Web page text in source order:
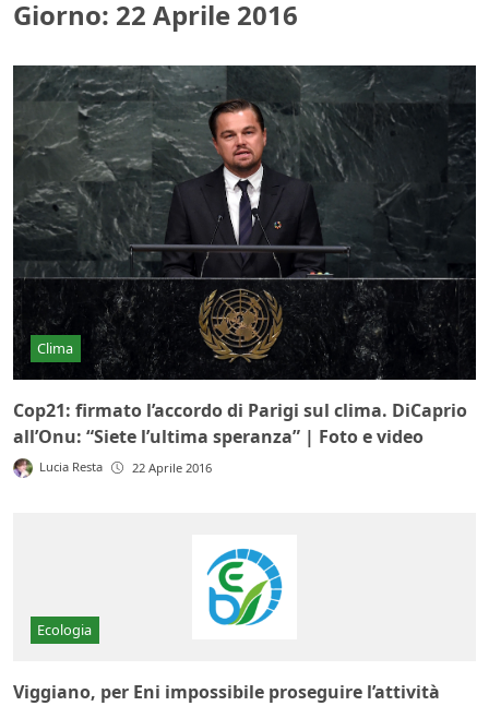
Giorno: 22 Aprile 2016
Clima
Cop21: firmato l’accordo di Parigi sul clima. DiCaprio
all’Onu: “Siete l’ultima speranza” | Foto e video
Lucia Resta 22 Aprile 2016
Ecologia
Viggiano, per Eni impossibile proseguire l’attività